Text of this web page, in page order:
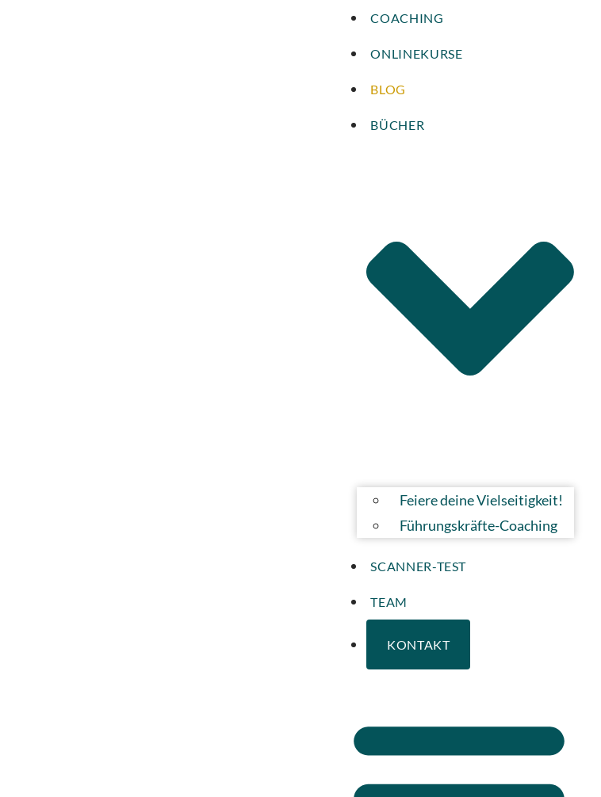
COACHING
ONLINEKURSE
BLOG
BÜCHER
Feiere deine Vielseitigkeit!
Führungskräfte-Coaching
SCANNER-TEST
TEAM
KONTAKT